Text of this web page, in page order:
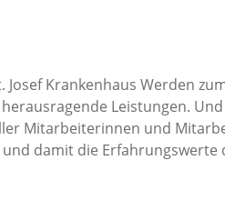
Krankenhaus Werden
Leistungen.
Mitarbeiterinnen und
damit die